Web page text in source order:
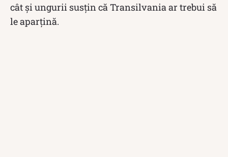
cât și ungurii susțin că Transilvania ar trebui să
le aparțină.